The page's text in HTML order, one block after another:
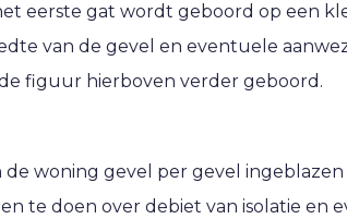
eerste gat wordt geboord op een
van de gevel en eventuele
figuur hierboven verder geboord.
de woning gevel per gevel
te doen over debiet van isolatie en